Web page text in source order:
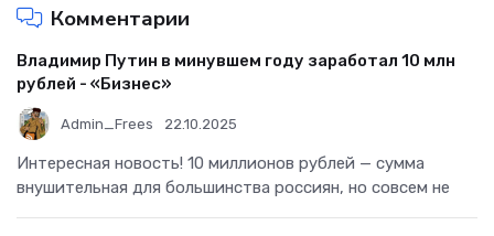
Комментарии
Владимир Путин в минувшем году заработал 10 млн
рублей - «Бизнес»
Admin_Frees 22.10.2025
Интересная новость! 10 миллионов рублей — сумма
внушительная для большинства россиян, но совсем не